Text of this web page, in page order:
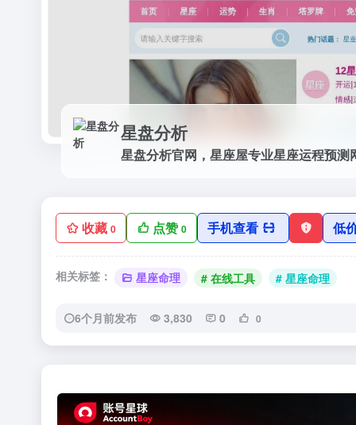
星盘分析
收藏 0 点赞0 手机查看 低
相关标签： 星座命理 # 在线工具 # 星座命理
6个月前发布 3,830 0 0